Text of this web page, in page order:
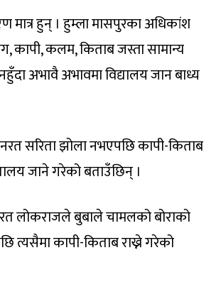
मात्र हुन् । हुम्ला मासपुरका अधिकांश
कापी, कलम, किताब जस्ता सामान्य
अभावै अभावमा विद्यालय जान बाध्य
सरिता झोला नभएपछि कापी-किताब
जाने गरेको बताउँछिन् ।
लोकराजले बुबाले चामलको बोराको
त्यसैमा कापी-किताब राख्ने गरेको